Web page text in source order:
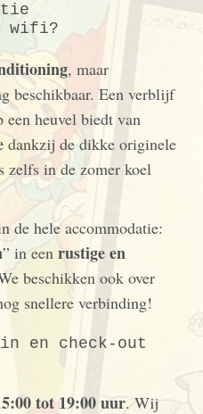
wifi?
, maar
beschikbaar. Een verblijf
een heuvel biedt van
dankzij de dikke originele
zelfs in de zomer koel
de hele accommodatie:
” in eenrustige en
beschikken ook over
snellere verbinding!
en check-out
tot 19:00 uur. Wij